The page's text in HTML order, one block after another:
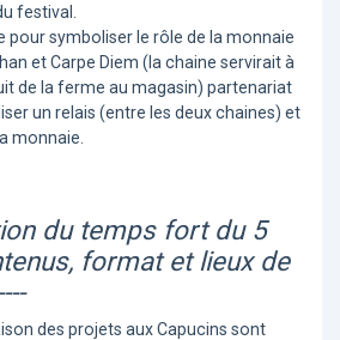
festival.
pour symboliser le rôle de la monnaie
et Carpe Diem (la chaine servirait à
de la ferme au magasin) partenariat
un relais (entre les deux chaines) et
monnaie.
du temps fort du 5
format et lieux de
des projets aux Capucins sont